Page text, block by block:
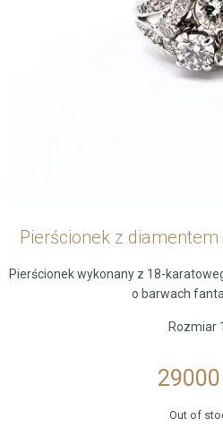
Pierścionek z
Pierścionek wykonany z 18-
o barwach
Rozmiar
29000
Out of